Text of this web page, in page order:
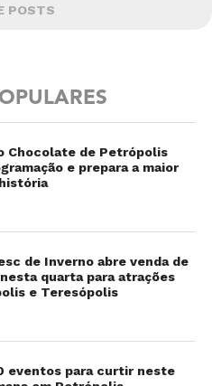
POSTS
Chocolate de Petrópolis
e prepara a maior
de Inverno abre venda de
quarta para atrações
e Teresópolis
eventos para curtir neste